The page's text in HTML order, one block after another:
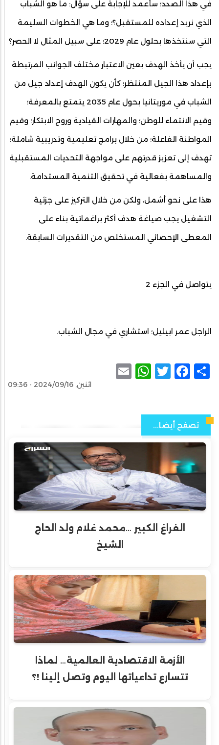
في هذا الصدد؛ سأعمد للإجابة على سؤال: ما هو الشباب
الذي نريد إعداده للمستقبل؟؛ وما هي الخطوات السليمة
التي سنتخذها بحلول عام 2029؛ على سبيل المثال لا الحصر؟
يجب أن يأخذ الهدف بعين الاعتبار مختلف الجوانب المرتبطة
بإعداد هذا الجيل المنتظر؛ كأن يكون الهدف إعداد جيل من
الشباب في موريتانيا بحول عام 2035 يتمتع بالمعرفة؛
وقيم الانتماء للوطن؛ والمهارات القيادية وروح الابتكار؛ وقيم
المواطنة الفاعلة؛ من خلال برامج تعليمية وتدريبية شاملة؛
تهدف إلى تعزيز قدرتهم على مواجهة التحديات المستقبلية
والمساهمة بفعالية في تحقيق التنمية المستدامة.
هذا على نحو أشمل، ولكن من خلال التركيز على جزئية
التشغيل يجب صياغة هدف أكثر براغماتية بناء على
المعطى الإحصائي المستخلص من التقديرات السابقة.
يتواصل في الجزء 2
الراجل عمر ابيليل؛ استشاري في مجال الشباب.
Share
Facebook
Twitter
WhatsApp
اثنين, 2024/09/16 - 09:36
تصفح أيضا...
الفراغ الكبير …محمد غلام ولد الحاج
الشيخ
الأزمة الاقتصادية العالمية… لماذا
تتسارع تداعياتها اليوم وتصل إلينا !؟